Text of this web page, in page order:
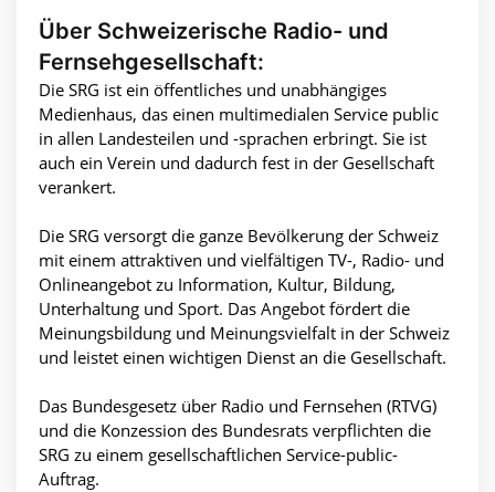
Über Schweizerische Radio- und
Fernsehgesellschaft:
Die SRG ist ein öffentliches und unabhängiges
Medienhaus, das einen multimedialen Service public
in allen Landesteilen und -sprachen erbringt. Sie ist
auch ein Verein und dadurch fest in der Gesellschaft
verankert.
Die SRG versorgt die ganze Bevölkerung der Schweiz
mit einem attraktiven und vielfältigen TV-, Radio- und
Onlineangebot zu Information, Kultur, Bildung,
Unterhaltung und Sport. Das Angebot fördert die
Meinungsbildung und Meinungsvielfalt in der Schweiz
und leistet einen wichtigen Dienst an die Gesellschaft.
Das Bundesgesetz über Radio und Fernsehen (RTVG)
und die Konzession des Bundesrats verpflichten die
SRG zu einem gesellschaftlichen Service-public-
Auftrag.